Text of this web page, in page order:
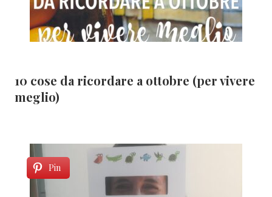
10 cose da ricordare a ottobre (per vivere
meglio)
Pin